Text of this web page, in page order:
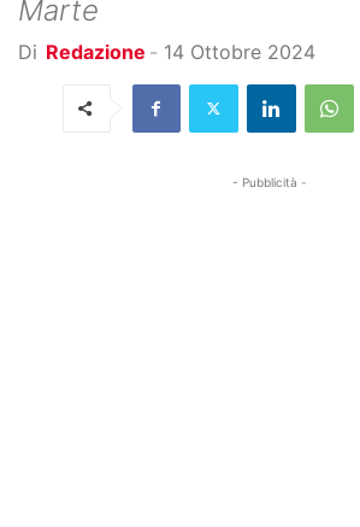
Marte
Di Redazione - 14 Ottobre 2024
- Pubblicità -